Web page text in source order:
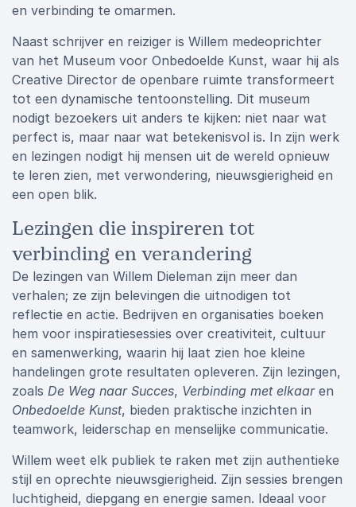
en verbinding te omarmen.
Naast schrijver en reiziger is Willem medeoprichter
van het Museum voor Onbedoelde Kunst, waar hij als
Creative Director de openbare ruimte transformeert
tot een dynamische tentoonstelling. Dit museum
nodigt bezoekers uit anders te kijken: niet naar wat
perfect is, maar naar wat betekenisvol is. In zijn werk
en lezingen nodigt hij mensen uit de wereld opnieuw
te leren zien, met verwondering, nieuwsgierigheid en
een open blik.
Lezingen die inspireren tot
verbinding en verandering
De lezingen van Willem Dieleman zijn meer dan
verhalen; ze zijn belevingen die uitnodigen tot
reflectie en actie. Bedrijven en organisaties boeken
hem voor inspiratiesessies over creativiteit, cultuur
en samenwerking, waarin hij laat zien hoe kleine
handelingen grote resultaten opleveren. Zijn lezingen,
zoals De Weg naar Succes, Verbinding met elkaaren
Onbedoelde Kunst, bieden praktische inzichten in
teamwork, leiderschap en menselijke communicatie.
Willem weet elk publiek te raken met zijn authentieke
stijl en oprechte nieuwsgierigheid. Zijn sessies brengen
luchtigheid, diepgang en energie samen. Ideaal voor